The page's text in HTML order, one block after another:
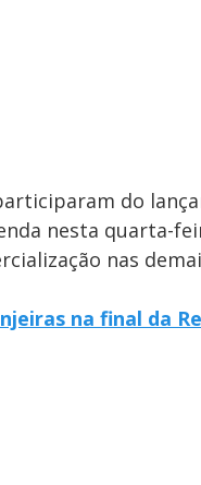
do
nesta quarta-
nas
na final da